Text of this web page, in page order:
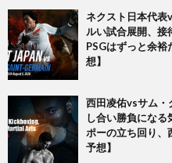
ネクスト日本代表
ルい試合展開、接
PSGはずっと余
想】
西田凌佑vsサム・
し合い勝負にな
ポーの立ち回り、
予想】